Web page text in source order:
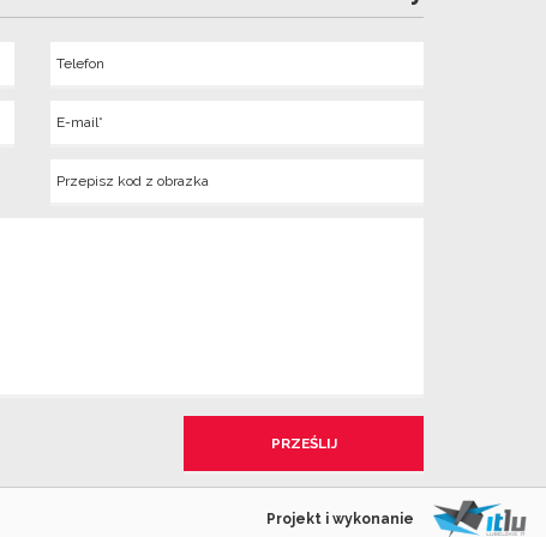
Projekt i wykonanie